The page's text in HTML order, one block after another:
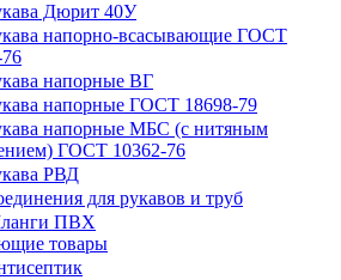
Дюрит 40У
напорно-всасывающие ГОСТ
напорные ВГ
напорные ГОСТ 18698-79
напорные МБС (с нитяным
ГОСТ 10362-76
РВД
для рукавов и труб
ПВХ
товары